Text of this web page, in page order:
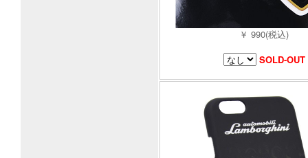
￥ 990(税込)
SOLD-OUT